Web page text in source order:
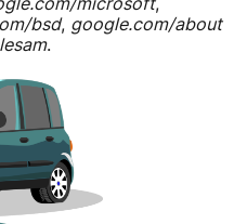
microsoft,
bsd, google.com/about
.